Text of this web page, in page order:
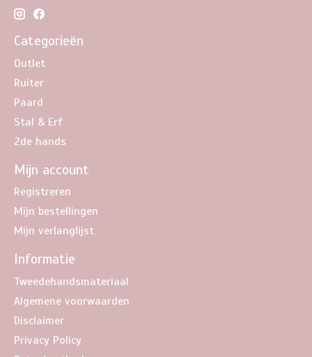
Categorieën
Outlet
Ruiter
Paard
Stal & Erf
2de hands
Mijn account
Registreren
Mijn bestellingen
Mijn verlanglijst
Informatie
Tweedehandsmateriaal
Algemene voorwaarden
Disclaimer
Privacy Policy